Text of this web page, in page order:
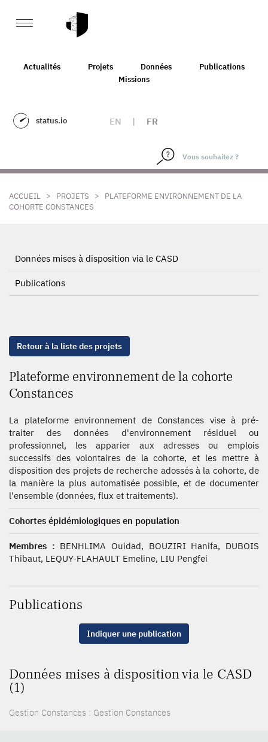
Actualités Projets Données
Publications
Missions
status.io EN | FR
ACCUEIL > PROJETS >
PLATEFORME ENVIRONNEMENT DE LA
COHORTE CONSTANCES
Données mises à disposition via le CASD
Publications
Retour à la liste des projets
Plateforme environnement de la cohorte
Constances
La plateforme environnement de Constances vise à pré-
traiter des données d'environnement résiduel ou
professionnel, les apparier aux adresses ou emplois
successifs des volontaires de la cohorte, et les mettre à
disposition des projets de recherche adossés à la cohorte, de
la manière la plus automatisée possible, et de documenter
l'ensemble (données, flux et traitements).
Cohortes épidémiologiques en population
Membres : BENHLIMA Ouidad, BOUZIRI Hanifa, DUBOIS
Thibaut, LEQUY-FLAHAULT Emeline, LIU Pengfei
Publications
Indiquer une publication
Données mises à disposition via le CASD
(1)
Gestion Constances : Gestion Constances